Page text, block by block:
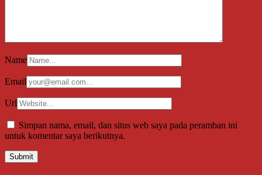
Name
Email
Url
Simpan nama, email, dan situs web saya pada peramban ini
untuk komentar saya berikutnya.